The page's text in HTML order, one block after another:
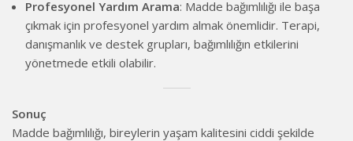
Profesyonel Yardım Arama: Madde bağımlılığı ile başa
çıkmak için profesyonel yardım almak önemlidir. Terapi,
danışmanlık ve destek grupları, bağımlılığın etkilerini
yönetmede etkili olabilir.
Sonuç
Madde bağımlılığı, bireylerin yaşam kalitesini ciddi şekilde